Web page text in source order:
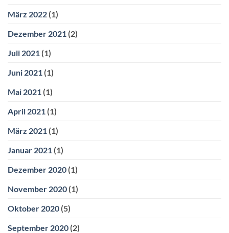
März 2022 (1)
Dezember 2021 (2)
Juli 2021 (1)
Juni 2021 (1)
Mai 2021 (1)
April 2021 (1)
März 2021 (1)
Januar 2021 (1)
Dezember 2020 (1)
November 2020 (1)
Oktober 2020 (5)
September 2020 (2)